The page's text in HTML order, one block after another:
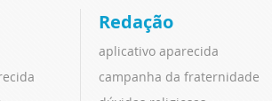
Redação
aplicativo aparecida
campanha da fraternidade